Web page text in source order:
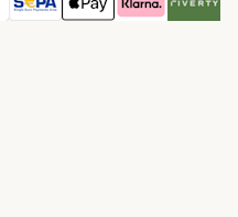
Method
Method
Payment Method
SEPA Payment Method
Apple Pay Payment
Klarna Payment
Method